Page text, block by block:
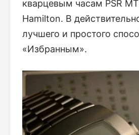
кварцевым часам PSR
Hamilton. В
лучшего и простого
«Избранным».